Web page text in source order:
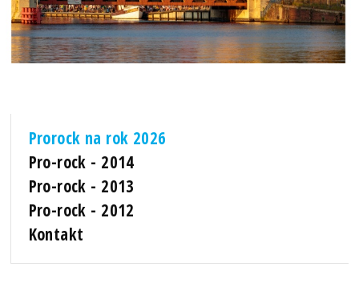
Prorock na rok 2026
Pro-rock - 2014
Pro-rock - 2013
Pro-rock - 2012
Kontakt